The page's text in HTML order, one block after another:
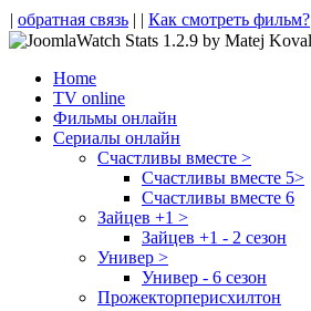
| обратная связь | | Как смотреть фильм?
Home
TV online
Фильмы онлайн
Сериалы онлайн
Счастливы вместе >
Счастливы вместе 5>
Счастливы вместе 6
Зайцев +1 >
Зайцев +1 - 2 сезон
Универ >
Универ - 6 сезон
Прожекторперисхилтон